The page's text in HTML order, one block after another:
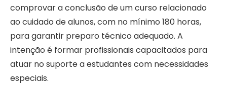
comprovar a conclusão de um curso relacionado
ao cuidado de alunos, com no mínimo 180 horas,
para garantir preparo técnico adequado. A
intenção é formar profissionais capacitados para
atuar no suporte a estudantes com necessidades
especiais.